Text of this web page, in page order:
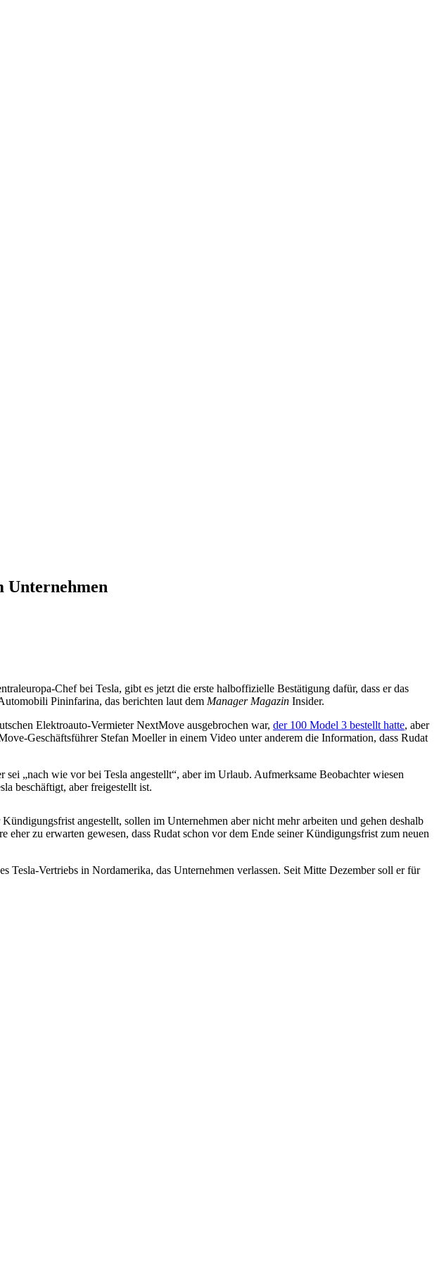
Unternehmen
Chef bei Tesla, gibt es jetzt die erste halboffizielle Bestätigung dafür, dass er das
Pininfarina, das berichten laut dem Manager Magazin Insider.
Elektroauto-Vermieter NextMove ausgebrochen war, der 100 Model 3 bestellt hatte, aber
Geschäftsführer Stefan Moeller in einem Video unter anderem die Information, dass Rudat
sei „nach wie vor bei Tesla angestellt“, aber im Urlaub. Aufmerksame Beobachter wiesen
beschäftigt, aber freigestellt ist.
angestellt, sollen im Unternehmen aber nicht mehr arbeiten und gehen deshalb
zu erwarten gewesen, dass Rudat schon vor dem Ende seiner Kündigungsfrist zum neuen
Vertriebs in Nordamerika, das Unternehmen verlassen. Seit Mitte Dezember soll er für